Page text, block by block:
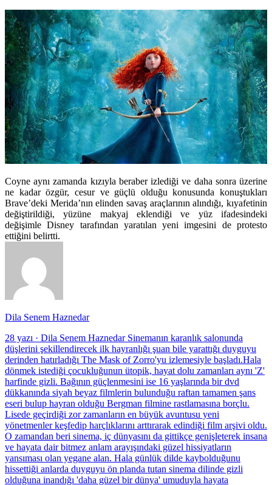
Coyne aynı zamanda kızıyla beraber izlediği ve daha sonra üzerine
ne kadar özgür, cesur ve güçlü olduğu konusunda konuştukları
Brave’deki Merida’nın elinden savaş araçlarının alındığı, kıyafetinin
değiştirildiği, yüzüne makyaj eklendiği ve yüz ifadesindeki
değişimle Disney tarafından yaratılan yeni imgesini de protesto
ettiğini belirtti.
Dila Senem Haznedar
28 yazı · Dila Senem Haznedar Sinemanın karanlık salonunda
düşlerini şekillendirecek ilk hayranlığı şuan bile yarattığı duyguyu
derinden hatırladığı The Mask of Zorro'yu izlemesiyle başladı.Hala
dönmek istediği çocukluğunun ütopik, hayat dolu zamanları aynı 'Z'
harfinde gizli. Bağının güçlenmesini ise 16 yaşlarında bir dvd
dükkanında siyah beyaz filmlerin bulunduğu raftan tamamen şans
eseri bulup hayran olduğu Bergman filmine rastlamasına borçlu.
Lisede geçirdiği zor zamanların en büyük avuntusu yeni
yönetmenler keşfedip harçlıklarını arttırarak edindiği film arşivi oldu.
O zamandan beri sinema, iç dünyasını da gittikçe genişleterek insana
ve hayata dair bitmez anlam arayışındaki güzel hissiyatların
yansıması olan yegane alan. Hala günlük dilde kaybolduğunu
hissettiği anlarda duyguyu ön planda tutan sinema dilinde gizli
olduğuna inandığı 'daha güzel bir dünya' umuduyla hayata